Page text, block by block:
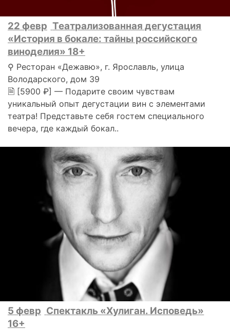
22 февр Театрализованная дегустация
«История в бокале: тайны российского
виноделия» 18+
⚲ Ресторан «Дежавю», г. Ярославль, улица
Володарского, дом 39
🗎 [5900 ₽] — Подарите своим чувствам
уникальный опыт дегустации вин с элементами
театра! Представьте себя гостем специального
вечера, где каждый бокал..
5 февр Спектакль «Хулиган. Исповедь»
16+